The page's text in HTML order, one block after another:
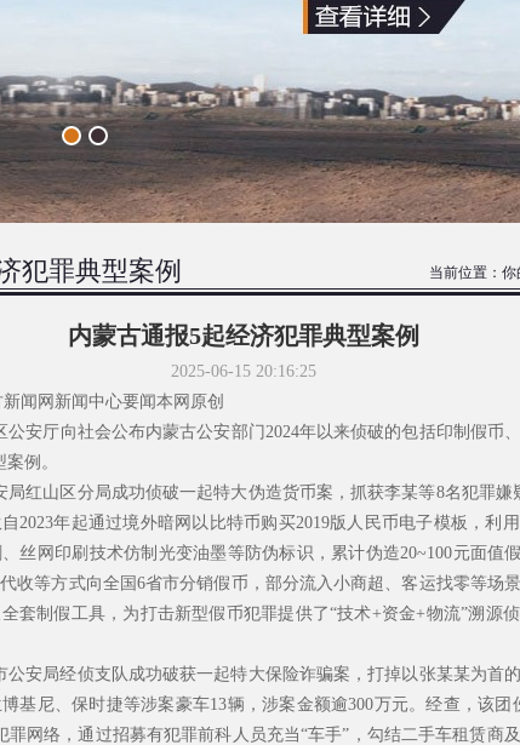
犯罪典型案例 当前位置：你
内蒙古通报5起经济犯罪典型案例
2025-06-15 20:16:25
网新闻中心要闻本网原创
安厅向社会公布内蒙古公安部门2024年以来侦破的包括印制假币
例。
红山区分局成功侦破一起特大伪造货币案，抓获李某等8名犯罪嫌
2023年起通过境外暗网以比特币购买2019版人民币电子模板，利
丝网印刷技术仿制光变油墨等防伪标识，累计伪造20~100元面值
收等方式向全国6省市分销假币，部分流入小商超、客运找零等场
套制假工具，为打击新型假币犯罪提供了“技术+资金+物流”溯源
安局经侦支队成功破获一起特大保险诈骗案，打掉以张某某为首
基尼、保时捷等涉案豪车13辆，涉案金额逾300万元。经查，该团
罪网络，通过招募有犯罪前科人员充当“车手”，勾结二手车租赁商